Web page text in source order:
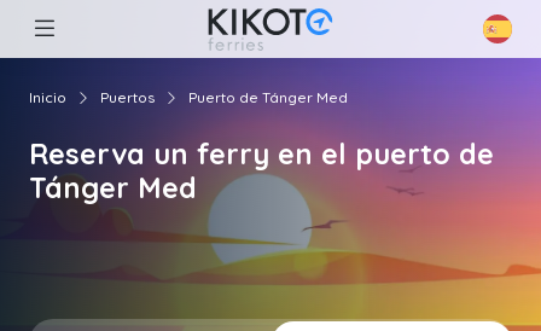
Inicio Puertos Puerto de Tánger Med
Reserva un ferry en el puerto de
Tánger Med